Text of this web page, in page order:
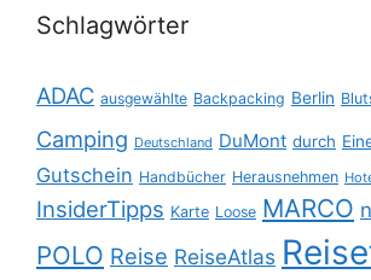
Schlagwörter
ADAC ausgewählte Backpacking Berlin
Camping Deutschland DuMont durch
Gutschein Handbücher Herausnehmen
InsiderTipps Karte Loose MARCO
POLO Reise ReiseAtlas